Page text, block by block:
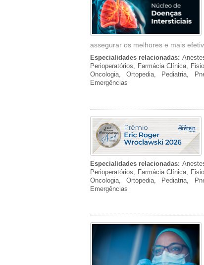
assegurar os melhores e mais
Especialidades relacionadas:
Perioperatórios, Farmácia Clínica,
Oncologia, Ortopedia, Pediatria,
Emergências
Especialidades relacionadas:
Perioperatórios, Farmácia Clínica,
Oncologia, Ortopedia, Pediatria,
Emergências